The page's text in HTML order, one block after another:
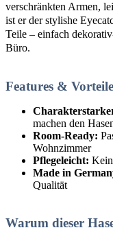
verschränkten Armen,
ist er der stylishe
Teile – einfach
Büro.
Features & Vorteile
machen den
Room-Ready:
Wohnzimmer
Pflegeleicht:
Made in
Qualität
Warum dieser